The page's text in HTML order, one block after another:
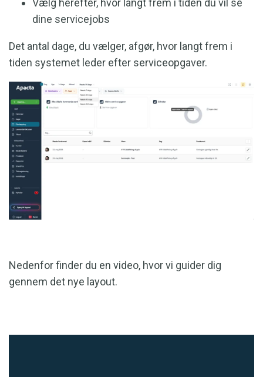
Vælg herefter, hvor langt frem i tiden du vil se
dine servicejobs
Det antal dage, du vælger, afgør, hvor langt frem i
tiden systemet leder efter serviceopgaver.
Nedenfor finder du en video, hvor vi guider dig
gennem det nye layout.